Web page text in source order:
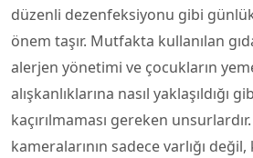
düzenli dezenfeksiyonu gibi
önem taşır. Mutfakta kullanılan
alerjen yönetimi ve çocukların
alışkanlıklarına nasıl yaklaşıldığı
kaçırılmaması gereken
kameralarının sadece varlığı